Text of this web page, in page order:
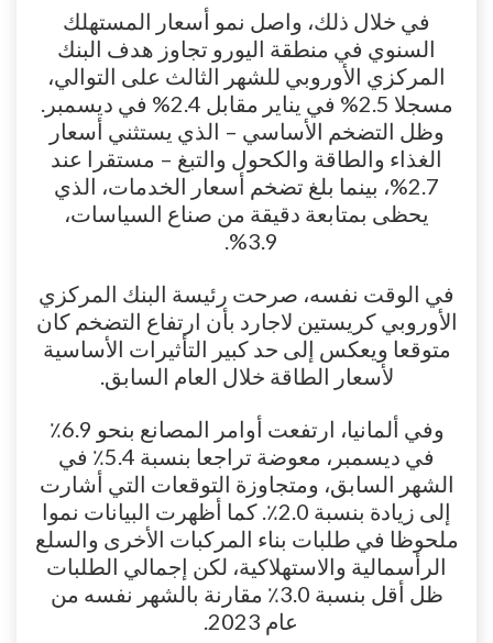
في خلال ذلك، واصل نمو أسعار المستهلك
السنوي في منطقة اليورو تجاوز هدف البنك
المركزي الأوروبي للشهر الثالث على التوالي،
مسجلا 2.5% في يناير مقابل 2.4% في ديسمبر.
وظل التضخم الأساسي – الذي يستثني أسعار
الغذاء والطاقة والكحول والتبغ – مستقرا عند
2.7%، بينما بلغ تضخم أسعار الخدمات، الذي
يحظى بمتابعة دقيقة من صناع السياسات،
3.9%.
في الوقت نفسه، صرحت رئيسة البنك المركزي
الأوروبي كريستين لاجارد بأن ارتفاع التضخم كان
متوقعا ويعكس إلى حد كبير التأثيرات الأساسية
لأسعار الطاقة خلال العام السابق.
وفي ألمانيا، ارتفعت أوامر المصانع بنحو 6.9٪
في ديسمبر، معوضة تراجعا بنسبة 5.4٪ في
الشهر السابق، ومتجاوزة التوقعات التي أشارت
إلى زيادة بنسبة 2.0٪. كما أظهرت البيانات نموا
ملحوظا في طلبات بناء المركبات الأخرى والسلع
الرأسمالية والاستهلاكية، لكن إجمالي الطلبات
ظل أقل بنسبة 3.0٪ مقارنة بالشهر نفسه من
عام 2023.